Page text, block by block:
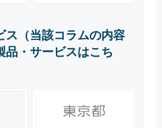
ス（当該コラムの内容
品・サービスはこち